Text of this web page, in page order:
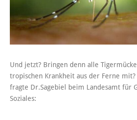
Und jetzt? Bringen denn alle
tropischen Krankheit aus der Ferne
fragte Dr.Sagebiel beim Landesamt für
Soziales: